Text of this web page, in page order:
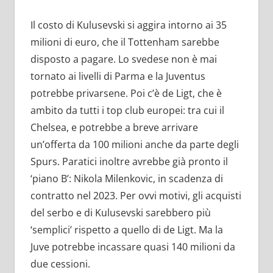
Il costo di Kulusevski si aggira intorno ai 35
milioni di euro, che il Tottenham sarebbe
disposto a pagare. Lo svedese non è mai
tornato ai livelli di Parma e la Juventus
potrebbe privarsene. Poi c’è de Ligt, che è
ambito da tutti i top club europei: tra cui il
Chelsea, e potrebbe a breve arrivare
un’offerta da 100 milioni anche da parte degli
Spurs. Paratici inoltre avrebbe già pronto il
‘piano B’: Nikola Milenkovic, in scadenza di
contratto nel 2023. Per ovvi motivi, gli acquisti
del serbo e di Kulusevski sarebbero più
‘semplici’ rispetto a quello di de Ligt. Ma la
Juve potrebbe incassare quasi 140 milioni da
due cessioni.